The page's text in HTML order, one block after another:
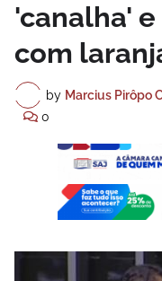
'canalha'
com
by Marcius Pirôpo
0